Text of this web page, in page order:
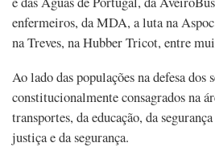
enfermeiros, da MDA, a luta na
na Treves, na Hubber Tricot, entre
Ao lado das populações na defesa dos
constitucionalmente consagrados na
transportes, da educação, da
justiça e da segurança.